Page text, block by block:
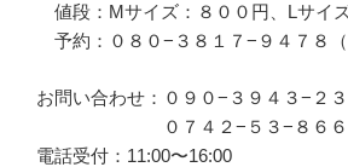
値段：Mサイズ：８００円、Lサイ
予約：０８０−３８１７−９４７８（
お問い合わせ：０９０−３９４３−２３
０７４２−５３−８６６６
電話受付：11:00〜16:00